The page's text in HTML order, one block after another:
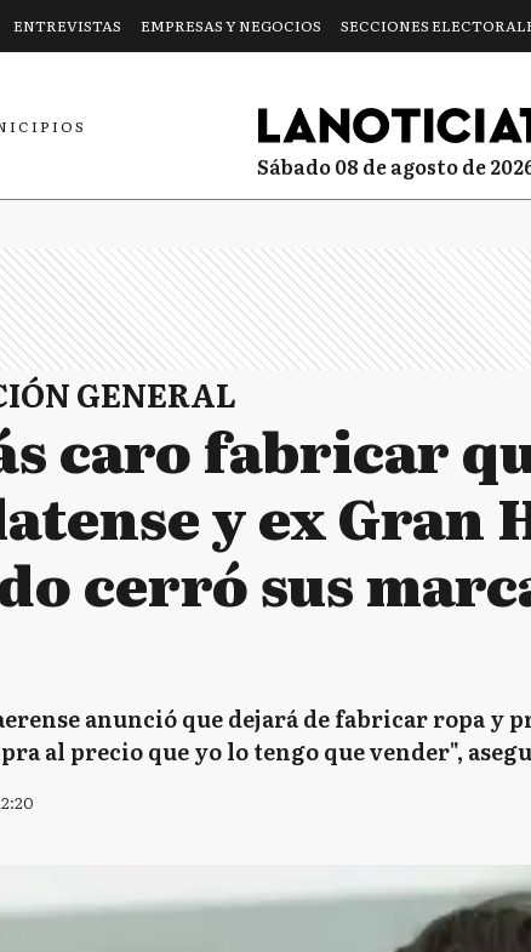
ENTREVISTAS EMPRESAS Y NEGOCIOS SECCIONES
sábado 08 de agosto de
GENERAL
caro fabricar
y ex Gran
cerró sus
anunció que dejará de fabricar ropa y
al precio que yo lo tengo que vender",